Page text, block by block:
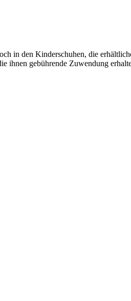
in den Kinderschuhen, die
ihnen gebührende Zuwendung